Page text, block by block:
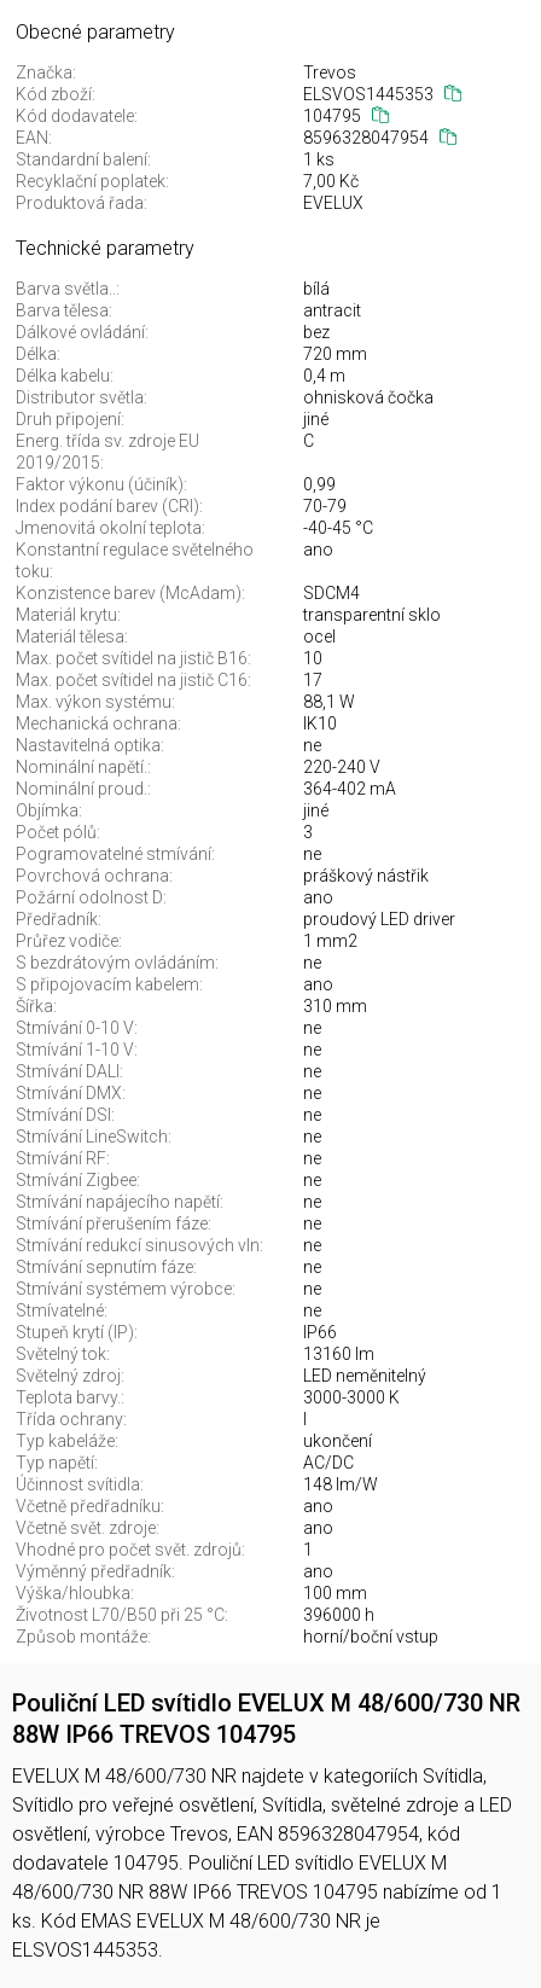
Obecné parametry
Značka:
Trevos
Kód zboží:
ELSVOS1445353
Kód dodavatele:
104795
EAN:
8596328047954
Standardní balení:
1 ks
Recyklační poplatek:
7,00 Kč
Produktová řada:
EVELUX
Technické parametry
Barva světla..:
bílá
Barva tělesa:
antracit
Dálkové ovládání:
bez
Délka:
720 mm
Délka kabelu:
0,4 m
Distributor světla:
ohnisková čočka
Druh připojení:
jiné
Energ. třída sv. zdroje EU
2019/2015:
C
Faktor výkonu (účiník):
0,99
Index podání barev (CRI):
70-79
Jmenovitá okolní teplota:
-40-45 °C
Konstantní regulace světelného
toku:
ano
Konzistence barev (McAdam):
SDCM4
Materiál krytu:
transparentní sklo
Materiál tělesa:
ocel
Max. počet svítidel na jistič B16:
10
Max. počet svítidel na jistič C16:
17
Max. výkon systému:
88,1 W
Mechanická ochrana:
IK10
Nastavitelná optika:
ne
Nominální napětí.:
220-240 V
Nominální proud.:
364-402 mA
Objímka:
jiné
Počet pólů:
3
Pogramovatelné stmívání:
ne
Povrchová ochrana:
práškový nástřik
Požární odolnost D:
ano
Předřadník:
proudový LED driver
Průřez vodiče:
1 mm2
S bezdrátovým ovládáním:
ne
S připojovacím kabelem:
ano
Šířka:
310 mm
Stmívání 0-10 V:
ne
Stmívání 1-10 V:
ne
Stmívání DALI:
ne
Stmívání DMX:
ne
Stmívání DSI:
ne
Stmívání LineSwitch:
ne
Stmívání RF:
ne
Stmívání Zigbee:
ne
Stmívání napájecího napětí:
ne
Stmívání přerušením fáze:
ne
Stmívání redukcí sinusových vln:
ne
Stmívání sepnutím fáze:
ne
Stmívání systémem výrobce:
ne
Stmívatelné:
ne
Stupeň krytí (IP):
IP66
Světelný tok:
13160 lm
Světelný zdroj:
LED neměnitelný
Teplota barvy.:
3000-3000 K
Třída ochrany:
Typ kabeláže:
ukončení
Typ napětí:
AC/DC
Účinnost svítidla:
148 lm/W
Včetně předřadníku:
ano
Včetně svět. zdroje:
ano
Vhodné pro počet svět. zdrojů:
1
Výměnný předřadník:
ano
Výška/hloubka:
100 mm
Životnost L70/B50 při 25 °C:
396000 h
Způsob montáže:
horní/boční vstup
Pouliční LED svítidlo EVELUX M 48/600/730 NR
88W IP66 TREVOS 104795
EVELUX M 48/600/730 NR najdete v kategoriích Svítidla,
Svítidlo pro veřejné osvětlení, Svítidla, světelné zdroje a LED
osvětlení, výrobce Trevos, EAN 8596328047954, kód
dodavatele 104795. Pouliční LED svítidlo EVELUX M
48/600/730 NR 88W IP66 TREVOS 104795 nabízíme od 1
ks. Kód EMAS EVELUX M 48/600/730 NR je
ELSVOS1445353.